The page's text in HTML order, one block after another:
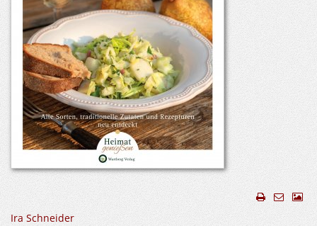
Ira Schneider